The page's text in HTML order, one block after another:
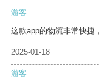
游客
这款app的物流非常快捷
2025-01-18
游客